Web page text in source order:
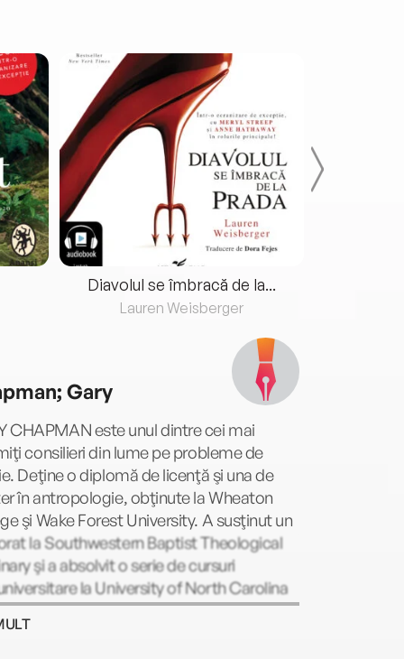
Diavolul se îmbracă de la...
Lauren Weisberger
Gary
CHAPMAN este unul dintre cei mai
consilieri din lume pe probleme de
Deţine o diplomă de licenţă şi una de
în antropologie, obţinute la Wheaton
şi Wake Forest University. A susţinut un
la Southwestern Baptist Theological
şi a absolvit o serie de cursuri
la University of North Carolina
University. De aproape 50 de ani,
în faţa unui larg auditoriu conferinţe pe